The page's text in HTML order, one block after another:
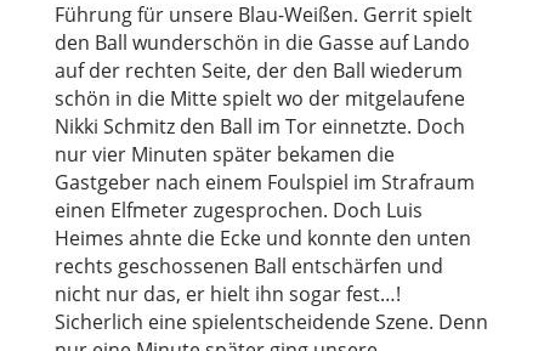
Führung für unsere Blau-Weißen. Gerrit spielt
den Ball wunderschön in die Gasse auf Lando
auf der rechten Seite, der den Ball wiederum
schön in die Mitte spielt wo der mitgelaufene
Nikki Schmitz den Ball im Tor einnetzte. Doch
nur vier Minuten später bekamen die
Gastgeber nach einem Foulspiel im Strafraum
einen Elfmeter zugesprochen. Doch Luis
Heimes ahnte die Ecke und konnte den unten
rechts geschossenen Ball entschärfen und
nicht nur das, er hielt ihn sogar fest…!
Sicherlich eine spielentscheidende Szene. Denn